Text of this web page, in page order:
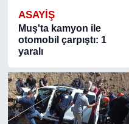
ASAYIŞ
Muş'ta kamyon ile
otomobil çarpıştı: 1
yaralı